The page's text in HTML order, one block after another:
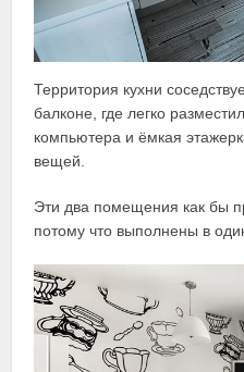
Территория кухни
балконе, где легко
компьютера и ёмкая
вещей.
Эти два помещения как бы
потому что выполнены в